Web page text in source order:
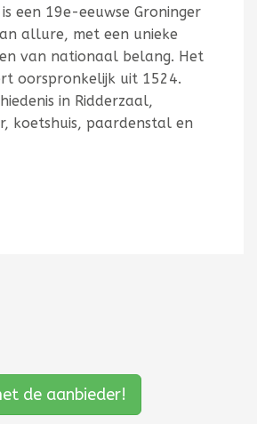
een 19e-eeuwse Groninger
allure, met een unieke
van nationaal belang. Het
oorspronkelijk uit 1524.
in Ridderzaal,
koetshuis, paardenstal en
de aanbieder!